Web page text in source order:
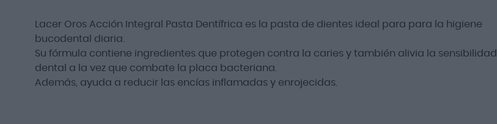
Lacer Oros Acción Integral Pasta Dentífrica es la pasta de dientes ideal para para la higiene
bucodental diaria.
Su fórmula contiene ingredientes que protegen contra la caries y también alivia la sensibilidad
dental a la vez que combate la placa bacteriana.
Además, ayuda a reducir las encías inflamadas y enrojecidas.